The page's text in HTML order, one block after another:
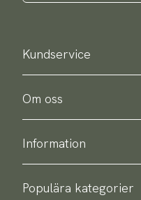
Kundservice
Kontakta oss
Köpinformation
Om oss
Om Scottsberry
Hållbarhet
Integritetspolicy
Om våra produkter
Information
Leverans
Retur & byte
Populära kategorier